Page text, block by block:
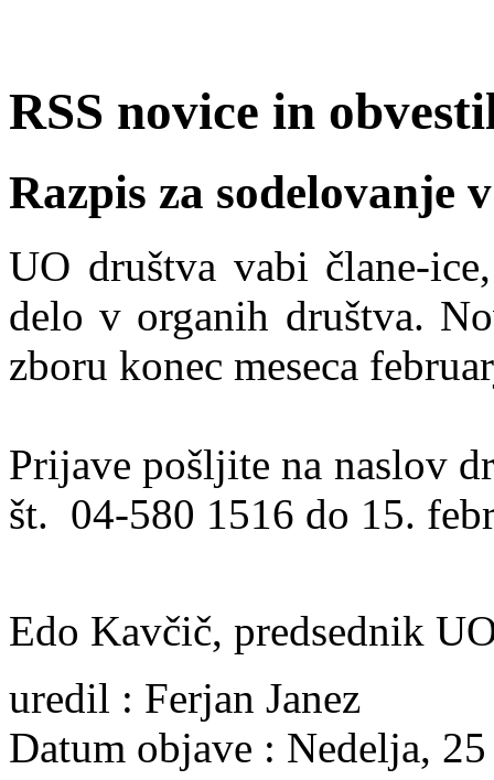
RSS novice in
Razpis za sodelovanje
UO društva vabi člane-
delo v organih društva.
zboru konec meseca
Prijave pošljite na naslov
št. 04-580 1516 do 15.
Edo Kavčič, predsednik
uredil : Ferjan Janez
Datum objave : Nedelja,